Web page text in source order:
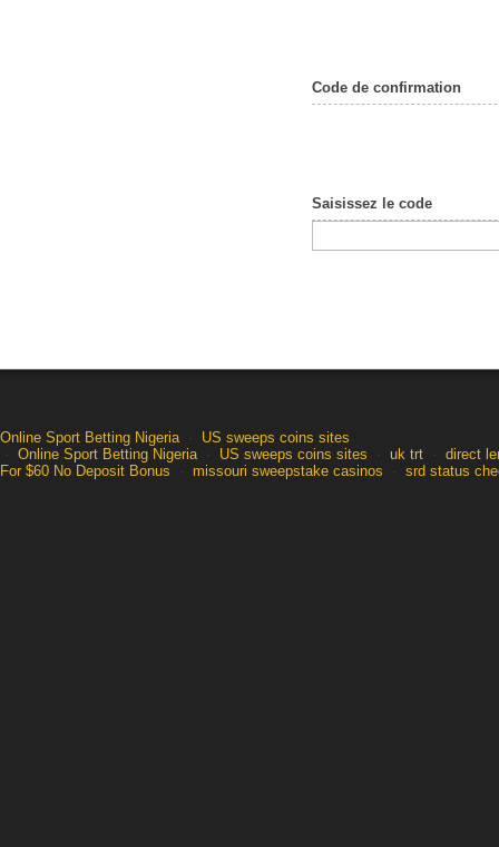
Code de confirmation
Saisissez le code
Online Sport Betting Nigeria· US sweeps coins sites
· Online Sport Betting Nigeria· US sweeps coins sites · uk trt · direct
For $60 No Deposit Bonus · missouri sweepstake casinos · srd status